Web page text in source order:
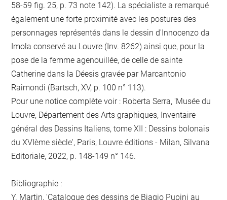
58-59 fig. 25, p. 73 note 142). La spécialiste a remarqué
également une forte proximité avec les postures des
personnages représentés dans le dessin d'Innocenzo da
Imola conservé au Louvre (Inv. 8262) ainsi que, pour la
pose de la femme agenouillée, de celle de sainte
Catherine dans la Déesis gravée par Marcantonio
Raimondi (Bartsch, XV, p. 100 n° 113).
Pour une notice complète voir : Roberta Serra, 'Musée du
Louvre, Département des Arts graphiques, Inventaire
général des Dessins Italiens, tome XII : Dessins bolonais
du XVIème siècle', Paris, Louvre éditions - Milan, Silvana
Editoriale, 2022, p. 148-149 n° 146.
Bibliographie :
Y. Martin, 'Catalogue des dessins de Biagio Pupini au